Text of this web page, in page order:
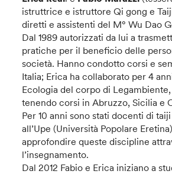
istruttrice e istruttore Qi gong e
diretti e assistenti del M° Wu Dao
Dal 1989 autorizzati da lui a
pratiche per il beneficio delle
società. Hanno condotto corsi e
Italia; Erica ha collaborato per 4
Ecologia del corpo di
tenendo corsi in Abruzzo, Sicilia e
Per 10 anni sono stati docenti di
all’Upe (Università Popolare
approfondire queste discipline
l’insegnamento.
Dal 2012 Fabio e Erica iniziano a